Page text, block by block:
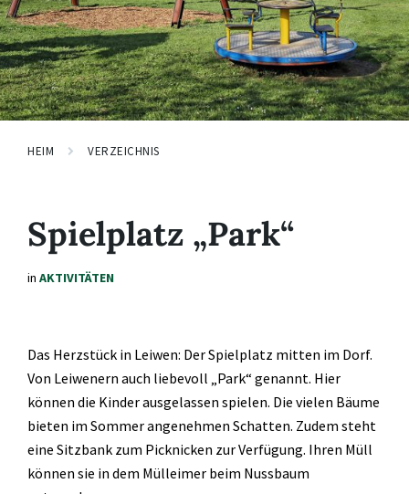
HEIM VERZEICHNIS
Spielplatz „Park“
in AKTIVITÄTEN
Das Herzstück in Leiwen: Der Spielplatz mitten im Dorf.
Von Leiwenern auch liebevoll „Park“ genannt. Hier
können die Kinder ausgelassen spielen. Die vielen Bäume
bieten im Sommer angenehmen Schatten. Zudem steht
eine Sitzbank zum Picknicken zur Verfügung. Ihren Müll
können sie in dem Mülleimer beim Nussbaum